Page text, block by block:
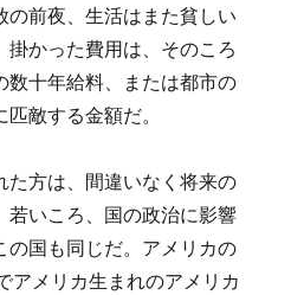
の前夜、生活はまた貧しい
かった費用は、そのころ
数十年給料、または都市の
敵する金額だ。
た方は、間違いなく将来の
若いころ、国の政治に影響
の国も同じだ。アメリカの
アメリカ生まれのアメリカ